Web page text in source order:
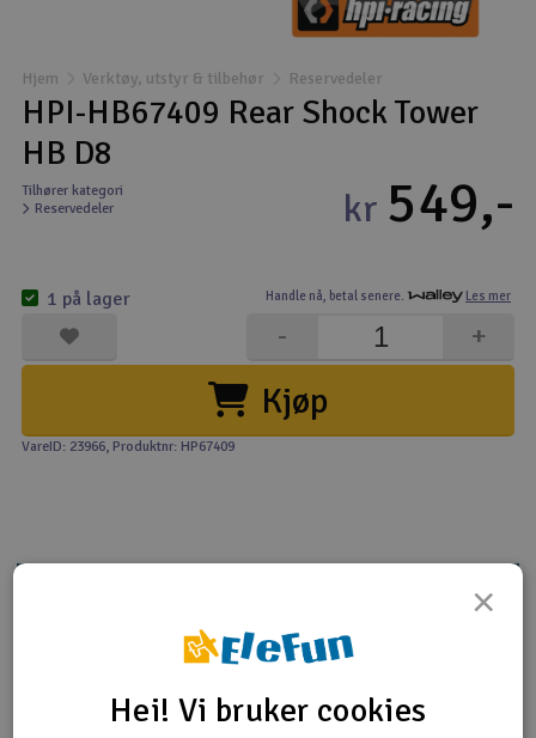
Droner
Droner for FPV
Fly
Helikopter
Kamerautstyr
Modellbygging, LEGO & byggesett
Modelljernbane
Radioutstyr
Raketter
Hjem Verktøy, utstyr & tilbehør Reservedeler
HPI-HB67409 Rear Shock Tower
HB D8
Tilhører kategori
Reservedeler
Handle nå, betal senere. Les mer
kr 549,-
Kjøp
+
-
1 på lager
VareID: 23966, Produktnr: HP67409
Produktinformasjon
×
Hei! Vi bruker cookies